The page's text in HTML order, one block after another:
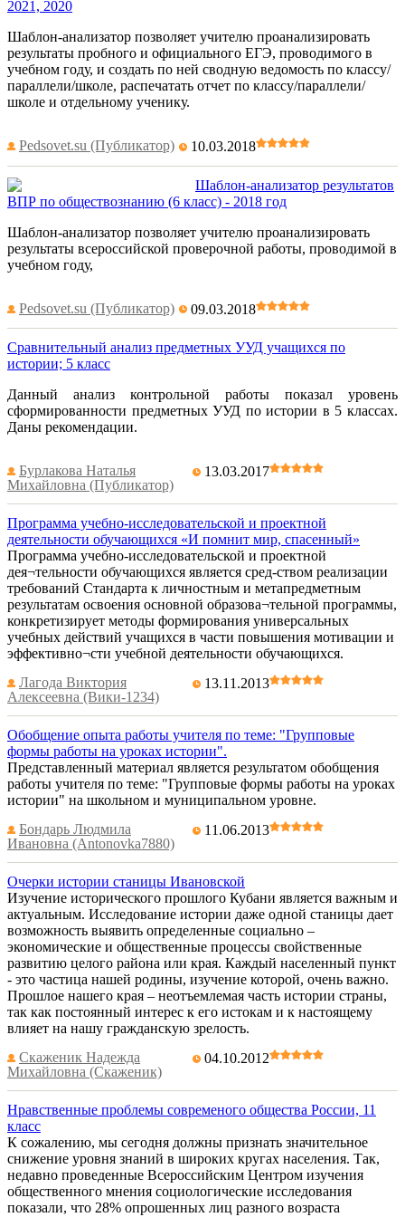
2021, 2020
Шаблон-анализатор позволяет учителю проанализировать
результаты пробного и официального ЕГЭ, проводимого в
учебном году, и создать по ней сводную ведомость по классу/
параллели/школе, распечатать отчет по классу/параллели/
школе и отдельному ученику.
Pedsovet.su (Публикатор) 10.03.2018
Шаблон-анализатор результатов
ВПР по обществознанию (6 класс) - 2018 год
Шаблон-анализатор позволяет учителю проанализировать
результаты всероссийской проверочной работы, проводимой в
учебном году,
Pedsovet.su (Публикатор) 09.03.2018
Сравнительный анализ предметных УУД учащихся по
истории; 5 класс
Данный анализ контрольной работы показал уровень
сформированности предметных УУД по истории в 5 классах.
Даны рекомендации.
Бурлакова Наталья
Михайловна (Публикатор)
13.03.2017
Программа учебно-исследовательской и проектной
деятельности обучающихся «И помнит мир, спасенный»
Программа учебно-исследовательской и проектной
дея¬тельности обучающихся является сред-ством реализации
требований Стандарта к личностным и метапредметным
результатам освоения основной образова¬тельной программы,
конкретизирует методы формирования универсальных
учебных действий учащихся в части повышения мотивации и
эффективно¬сти учебной деятельности обучающихся.
Лагода Виктория
Алексеевна (Вики-1234)
13.11.2013
Обобщение опыта работы учителя по теме: "Групповые
формы работы на уроках истории".
Представленный материал является результатом обобщения
работы учителя по теме: "Групповые формы работы на уроках
истории" на школьном и муниципальном уровне.
Бондарь Людмила
Ивановна (Antonovka7880)
11.06.2013
Очерки истории станицы Ивановской
Изучение исторического прошлого Кубани является важным и
актуальным. Исследование истории даже одной станицы дает
возможность выявить определенные социально –
экономические и общественные процессы свойственные
развитию целого района или края. Каждый населенный пункт
- это частица нашей родины, изучение которой, очень важно.
Прошлое нашего края – неотъемлемая часть истории страны,
так как постоянный интерес к его истокам и к настоящему
влияет на нашу гражданскую зрелость.
Скаженик Надежда
Михайловна (Скаженик)
04.10.2012
Нравственные проблемы современого общества России, 11
класс
К сожалению, мы сегодня должны признать значительное
снижение уровня знаний в широких кругах населения. Так,
недавно проведенные Всероссийским Центром изучения
общественного мнения социологические исследования
показали, что 28% опрошенных лиц разного возраста